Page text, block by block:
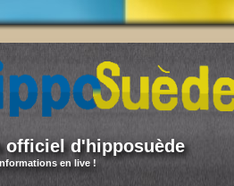
officiel d'hipposuède
en live !